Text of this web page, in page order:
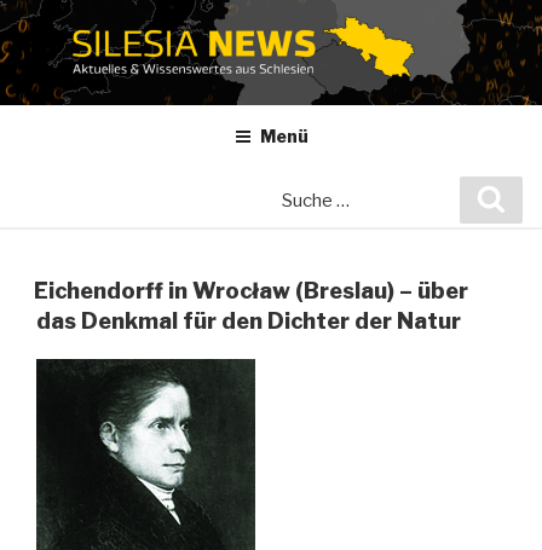
Zum
Inhalt
springen
Menü
Eichendorff in Wrocław (Breslau) – über
das Denkmal für den Dichter der Natur